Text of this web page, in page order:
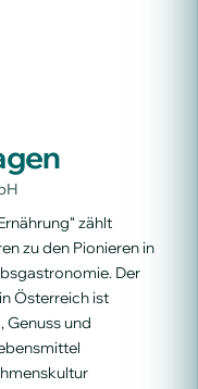
zählt
zu den Pionieren in
Der
Österreich ist
Genuss und